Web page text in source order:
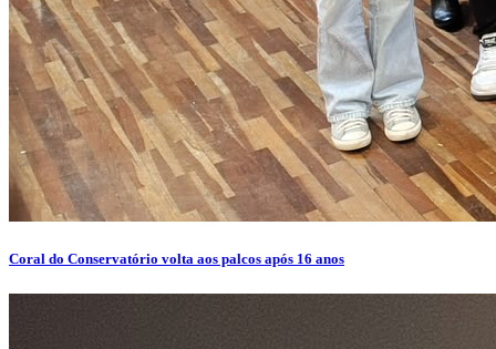
Coral do Conservatório volta aos palcos após 16 anos